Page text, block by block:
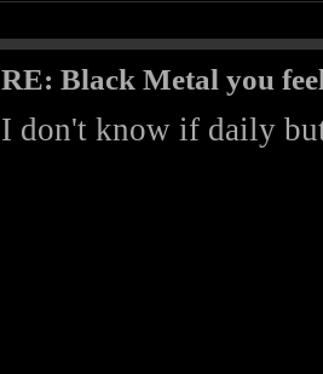
RE: Black Metal you
I don't know if daily